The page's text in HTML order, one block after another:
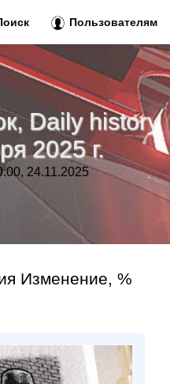
Daily history
2025 г.
24.11.2025
Изменение, %
Пользователям